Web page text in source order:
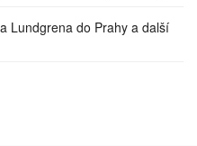
Lundgrena do Prahy a další